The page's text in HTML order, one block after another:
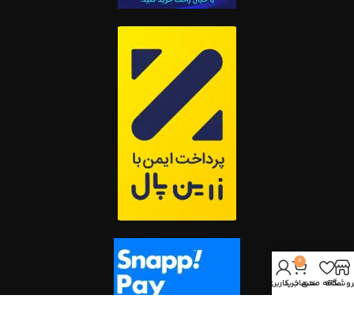
علاقه مندی
0
سبد خرید
حساب کاربری من